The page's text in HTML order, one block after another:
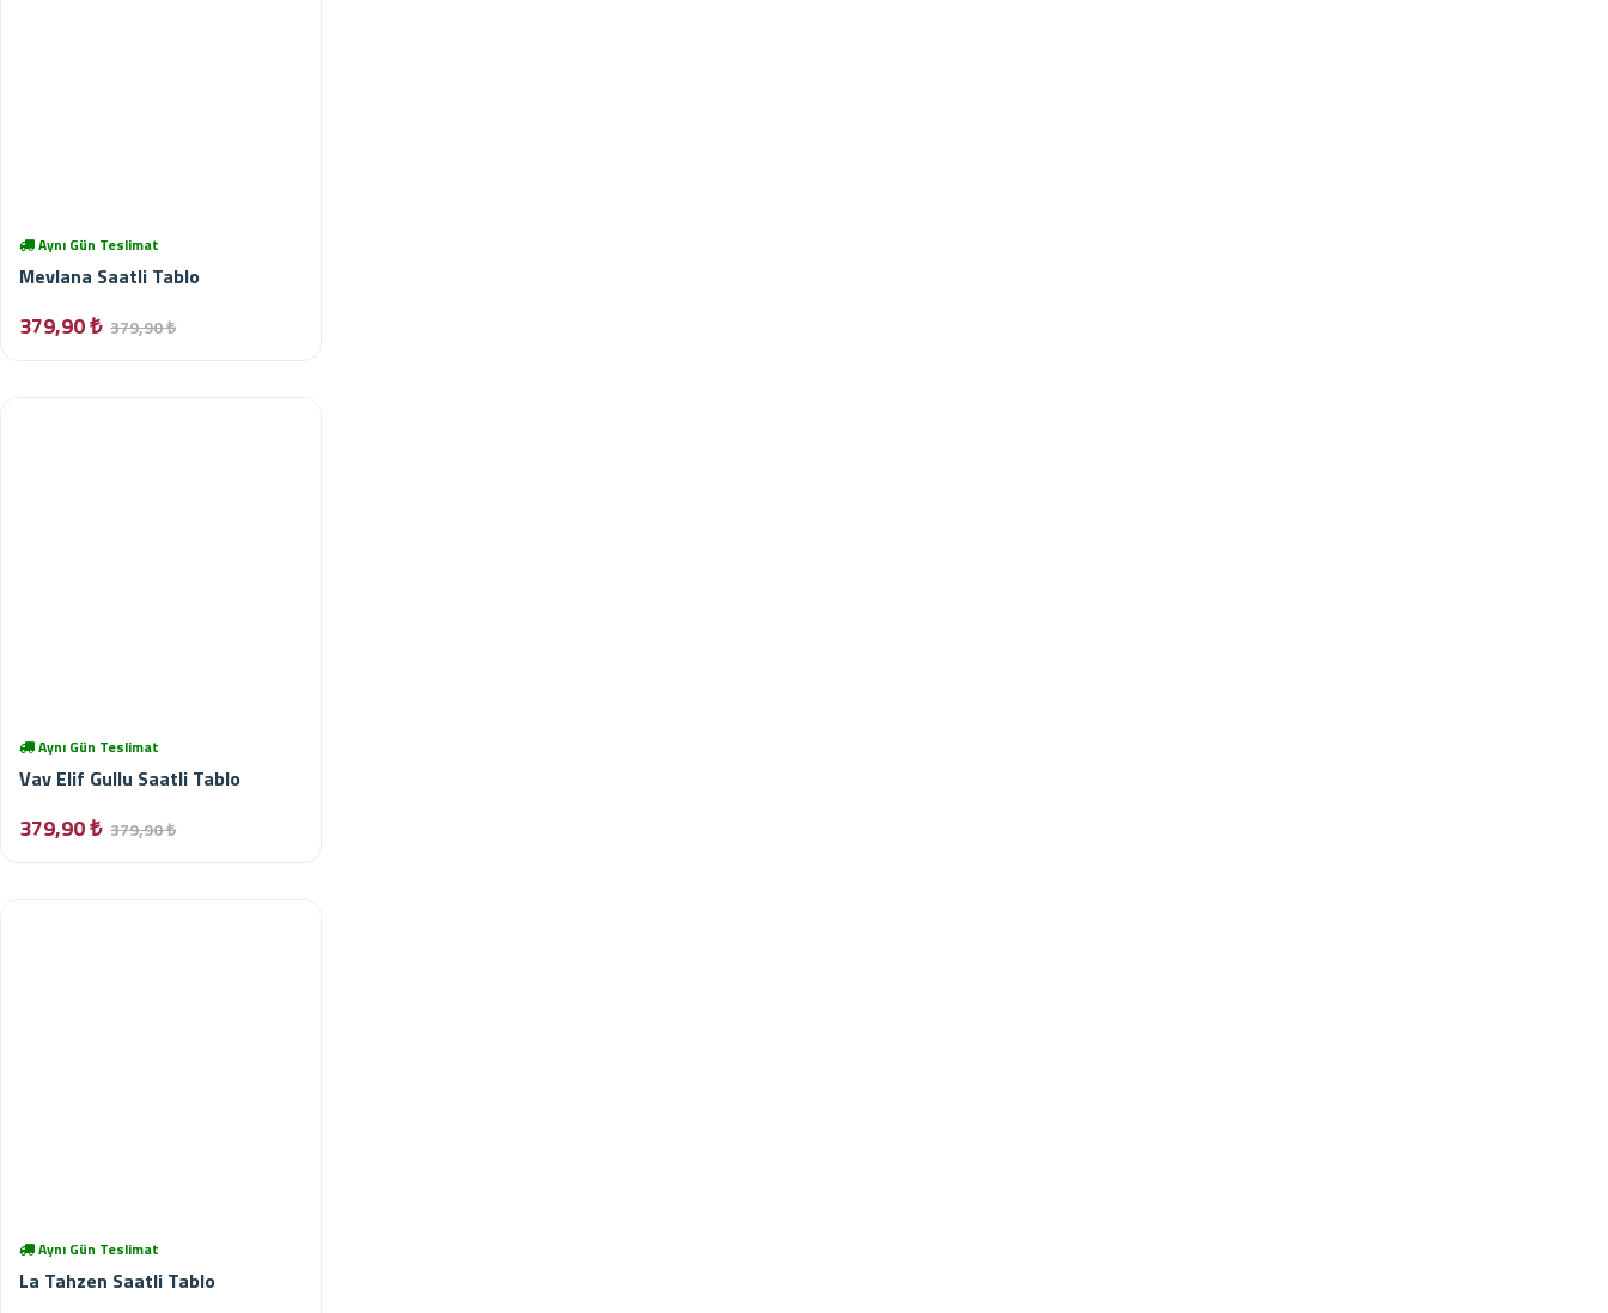
Aynı Gün Teslimat
Mevlana Saatli Tablo
379,90 ₺ 379,90 ₺
Aynı Gün Teslimat
Vav Elif Gullu Saatli Tablo
379,90 ₺ 379,90 ₺
Aynı Gün Teslimat
La Tahzen Saatli Tablo